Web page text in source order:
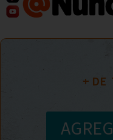
+ DE